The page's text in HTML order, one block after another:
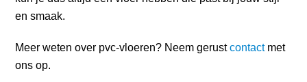
en smaak.
Meer weten over pvc-vloeren? Neem gerustcontactmet
ons op.